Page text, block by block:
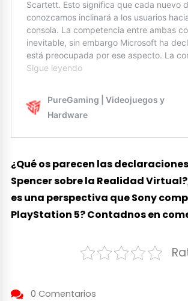
¿Qué os parecen las
Spencer sobre la Realidad
es una perspectiva que Sony
PlayStation 5? Contadnos en
0 Comentarios